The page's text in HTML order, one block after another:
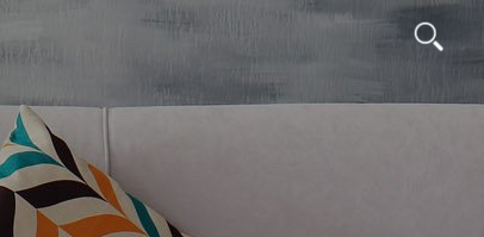
Buscar